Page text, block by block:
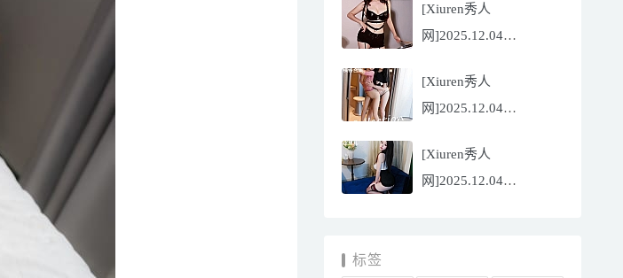
[71P/960.78MB]
[Xiuren秀人
网]2025.12.04
[86P/762.32MB]
[Xiuren秀人
网]2025.12.04
Well11[67P/745.99MB]
[Xiuren秀人
网]2025.12.04
标签